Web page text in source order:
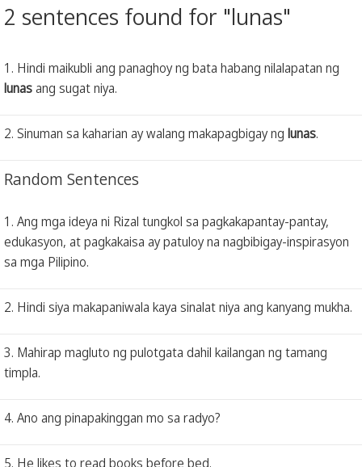
2 sentences found for "lunas"
1. Hindi maikubli ang panaghoy ng bata habang nilalapatan ng
lunasang sugat niya.
2. Sinuman sa kaharian ay walang makapagbigay ng lunas.
Random Sentences
1. Ang mga ideya ni Rizal tungkol sa pagkakapantay-pantay,
edukasyon, at pagkakaisa ay patuloy na nagbibigay-inspirasyon
sa mga Pilipino.
2. Hindi siya makapaniwala kaya sinalat niya ang kanyang mukha.
3. Mahirap magluto ng pulotgata dahil kailangan ng tamang
timpla.
4. Ano ang pinapakinggan mo sa radyo?
5. He likes to read books before bed.